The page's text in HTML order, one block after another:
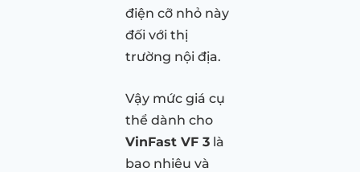
điện cỡ nhỏ này
đối với thị
trường nội địa.
Vậy mức giá cụ
thể dành cho
VinFast VF 3 là
bao nhiêu và